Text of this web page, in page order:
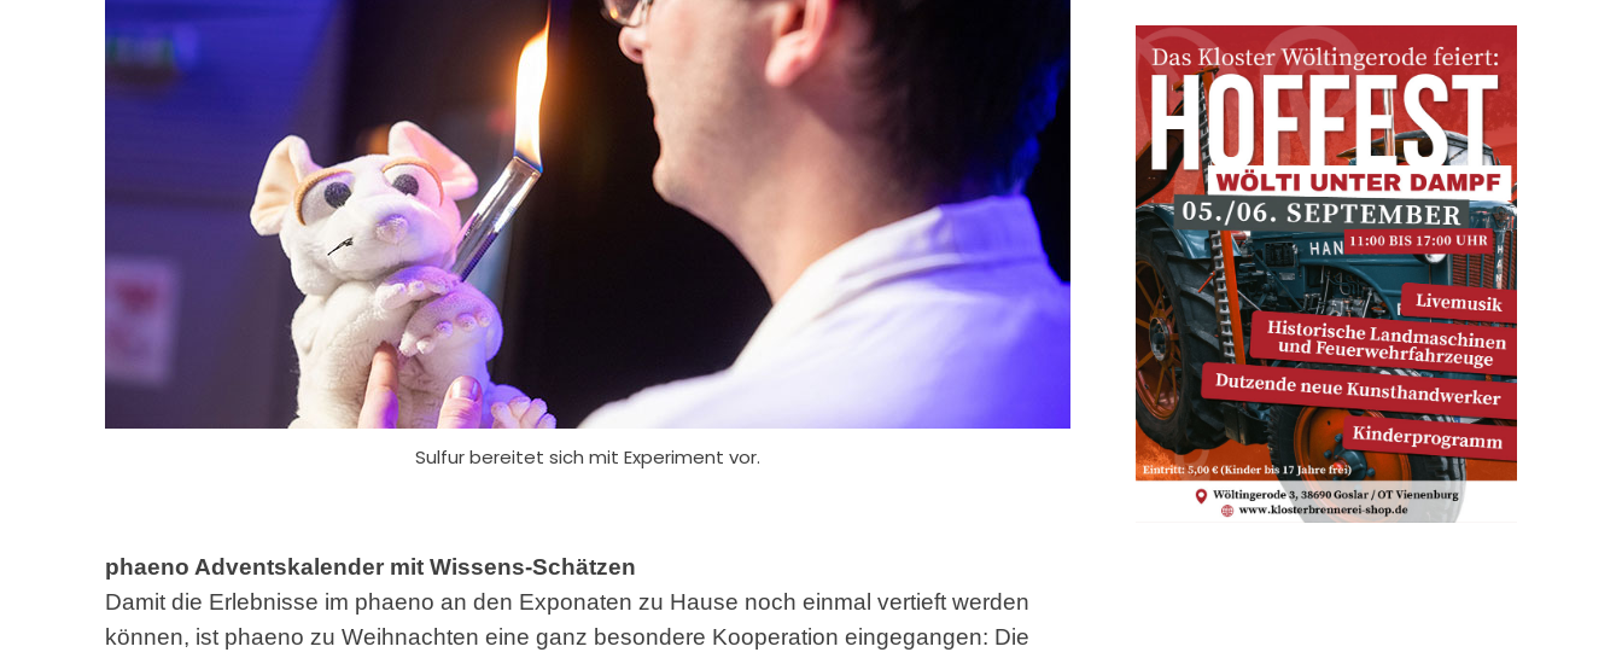
Sulfur bereitet sich mit Experiment vor.
phaeno Adventskalender mit Wissens-Schätzen
Damit die Erlebnisse im phaeno an den Exponaten zu Hause noch einmal vertieft werden
können, ist phaeno zu Weihnachten eine ganz besondere Kooperation eingegangen: Die